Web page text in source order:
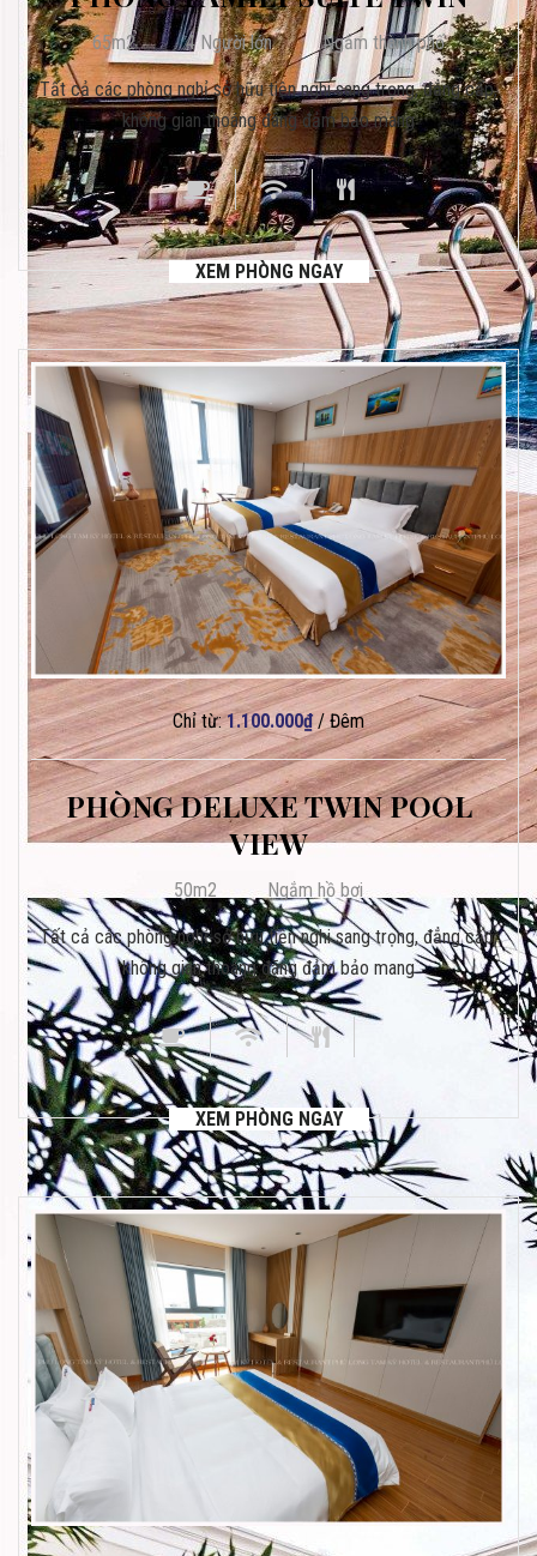
65m2 4 Người lớn Ngắm thành phố
Tất cả các phòng nghỉ sở hữu tiện nghi sang trọng, đẳng cấp,
không gian thoáng đãng đảm bảo mang
XEM PHÒNG NGAY
Chỉ từ: 1.100.000₫ / Đêm
PHÒNG DELUXE TWIN POOL
VIEW
50m2 Ngắm hồ bơi
Tất cả các phòng nghỉ sở hữu tiện nghi sang trọng, đẳng cấp,
không gian thoáng đãng đảm bảo mang
XEM PHÒNG NGAY